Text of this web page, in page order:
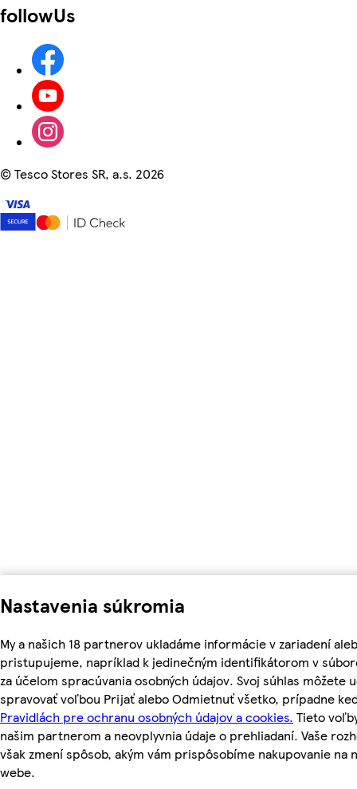
Nastavenia súkromia
My a našich 18 partnerov ukladáme informácie v zariadení
pristupujeme, napríklad k jedinečným identifikátorom v
za účelom spracúvania osobných údajov. Svoj súhlas môžete
spravovať voľbou Prijať alebo Odmietnuť všetko, prípadne
Pravidlách pre ochranu osobných údajov a cookies. Tieto
našim partnerom a neovplyvnia údaje o prehliadaní. Vaše
však zmení spôsob, akým vám prispôsobíme nakupovanie na
webe.
followUs
©Tesco Stores SR, a.s. 2026